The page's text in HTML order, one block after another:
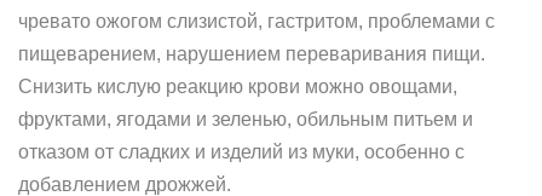
чревато ожогом слизистой, гастритом, проблемами с
пищеварением, нарушением переваривания пищи.
Снизить кислую реакцию крови можно овощами,
фруктами, ягодами и зеленью, обильным питьем и
отказом от сладких и изделий из муки, особенно с
добавлением дрожжей.